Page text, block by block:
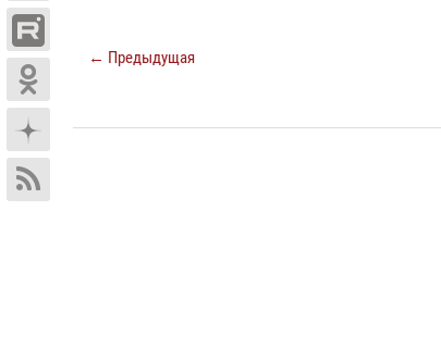
← Предыдущая